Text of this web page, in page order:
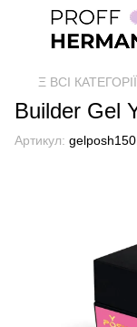
Ξ ВСІ КАТЕГОРІЇ
Builder Gel
Артикул: